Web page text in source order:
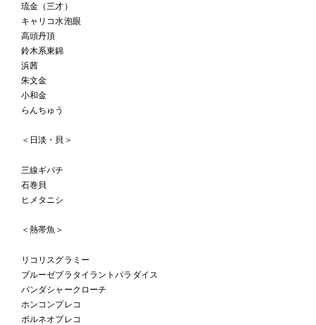
琉金（三才）
キャリコ水泡眼
高頭丹頂
鈴木系東錦
浜茜
朱文金
小和金
らんちゅう
＜日淡・貝＞
三線ギバチ
石巻貝
ヒメタニシ
＜熱帯魚＞
リコリスグラミー
ブルーゼブラタイラントパラダイス
パンダシャークローチ
ホンコンプレコ
ボルネオプレコ